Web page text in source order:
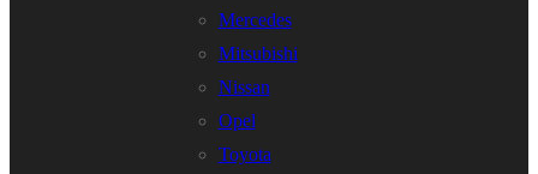
Mercedes
Mitsubishi
Nissan
Opel
Toyota